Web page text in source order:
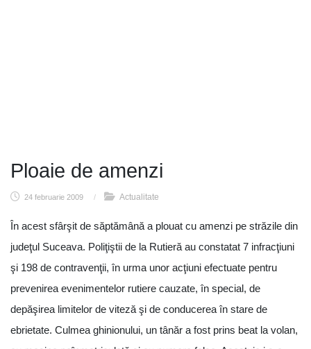
Ploaie de amenzi
24 februarie 2009 / Actualitate
În acest sfârşit de săptămână a plouat cu amenzi pe străzile din
judeţul Suceava. Poliţiştii de la Rutieră au constatat 7 infracţiuni
şi 198 de contravenţii, în urma unor acţiuni efectuate pentru
prevenirea evenimentelor rutiere cauzate, în special, de
depăşirea limitelor de viteză şi de conducerea în stare de
ebrietate. Culmea ghinionului, un tânăr a fost prins beat la volan,